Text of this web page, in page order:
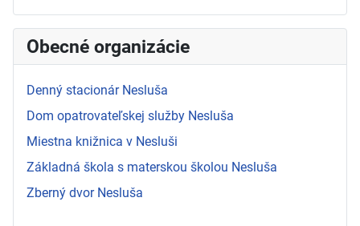
Obecné organizácie
Denný stacionár Nesluša
Dom opatrovateľskej služby Nesluša
Miestna knižnica v Nesluši
Základná škola s materskou školou Nesluša
Zberný dvor Nesluša